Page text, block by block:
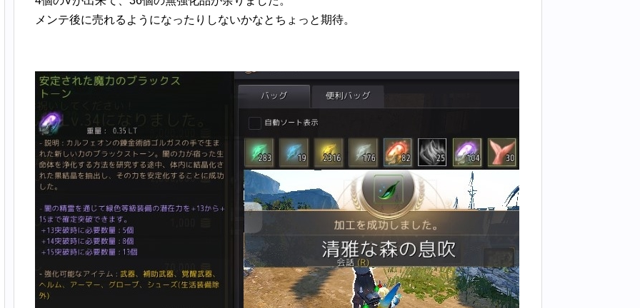
メンテ後に売れるようになったりしないかなとちょっと期待。